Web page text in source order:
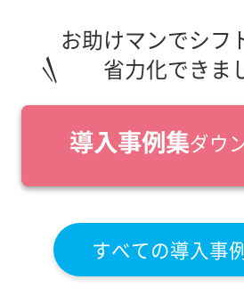
お助けマンでシフ
省力化できま
導入事例集ダウ
すべての導入事